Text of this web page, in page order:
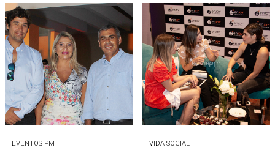
EVENTOS PM VIDA SOCIAL